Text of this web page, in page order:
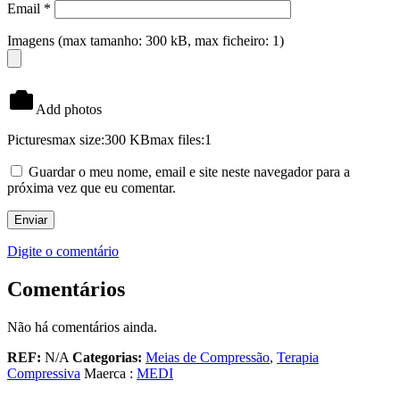
Email *
Imagens (max tamanho: 300 kB, max ficheiro: 1)
Add photos
Picturesmax size:300 KBmax files:1
Guardar o meu nome, email e site neste navegador para a
próxima vez que eu comentar.
Digite o comentário
Comentários
Não há comentários ainda.
REF: N/A Categorias: Meias de Compressão, Terapia
Compressiva Maerca : MEDI